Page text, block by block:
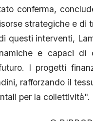
conferma,
strategiche e di
questi interventi,
e capaci di
I progetti
rafforzando il
per la collettività".